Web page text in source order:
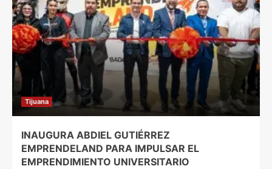
Tijuana
INAUGURA ABDIEL GUTIÉRREZ
EMPRENDELAND PARA IMPULSAR EL
EMPRENDIMIENTO UNIVERSITARIO